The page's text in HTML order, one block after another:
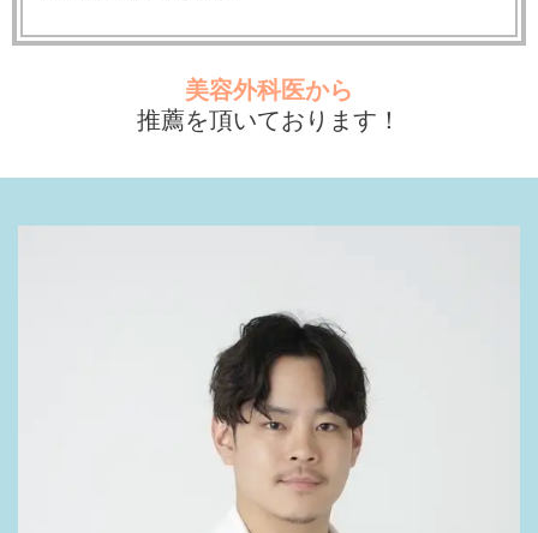
美容外科医から
推薦を頂いております！